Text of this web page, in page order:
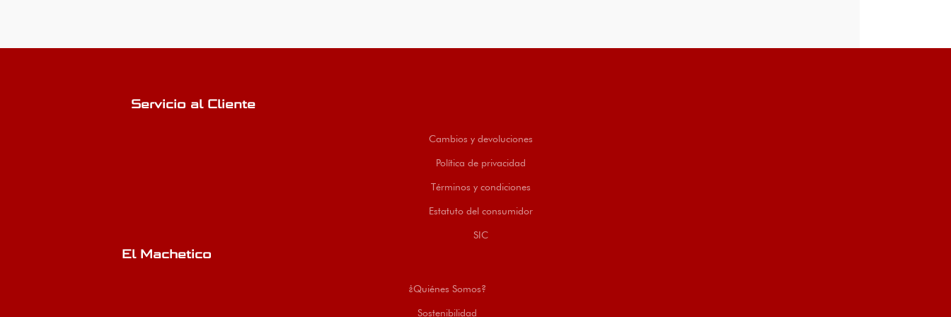
Servicio al Cliente
Cambios y devoluciones
Política de privacidad
Términos y condiciones
Estatuto del consumidor
SIC
El Machetico
¿Quiénes Somos?
Sostenibilidad